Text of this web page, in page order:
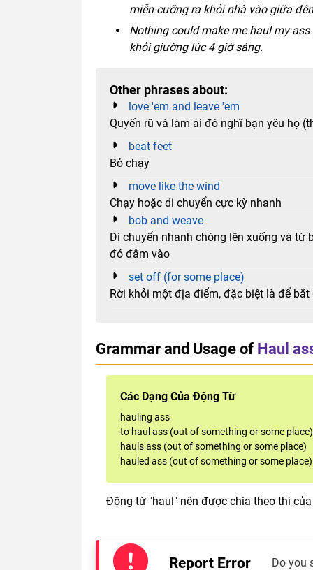
miễn cưỡng ra khỏi nhà vào giữa
Nothing could make me haul my
khỏi giường lúc 4 giờ sáng.
Other phrases about:
love 'em and leave 'em
Quyến rũ và làm ai đó nghĩ bạn yêu họ
beat feet
Bỏ chạy
move like the wind
Chạy hoặc di chuyển cực kỳ nhanh
bob and weave
Di chuyển nhanh chóng lên xuống và từ
đó đâm vào
set off (for some place)
Rời khỏi một địa điểm, đặc biệt là để
Grammar and Usage of Haul
Các Dạng Của Động Từ
hauling ass
to haul ass (out of something or some place)
hauls ass (out of something or some place)
hauled ass (out of something or some place)
Động từ "haul" nên được chia theo thì
Report Error Do you